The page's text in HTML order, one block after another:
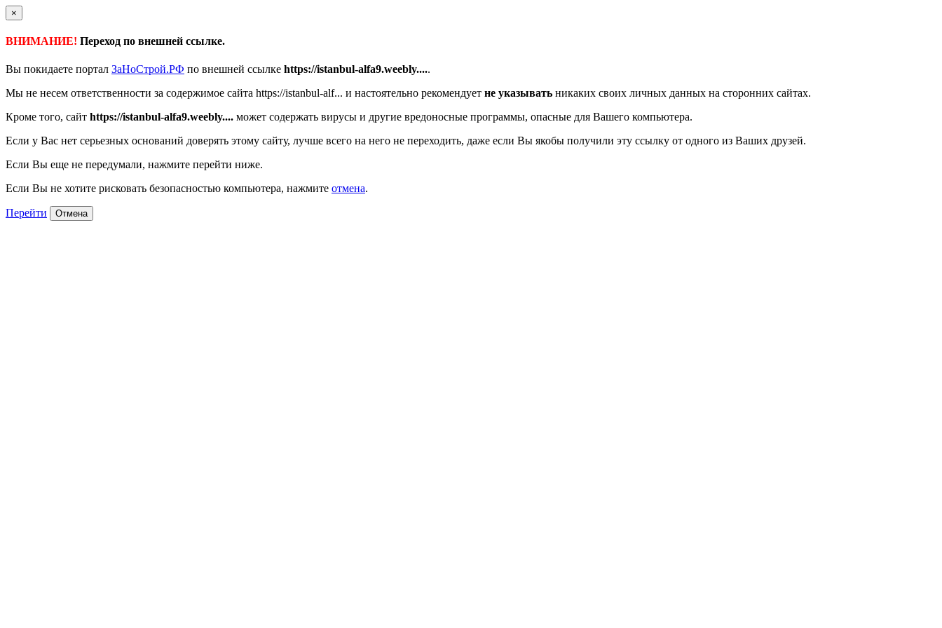
×
ВНИМАНИЕ! Переход по внешней ссылке.
Вы покидаете портал ЗаНоСтрой.РФ по внешней ссылке https://istanbul-alfa9.weebly.....
Мы не несем ответственности за содержимое сайта https://istanbul-alf... и настоятельно рекомендует не указывать никаких своих личных данных на сторонних сайтах.
Кроме того, сайт https://istanbul-alfa9.weebly.... может содержать вирусы и другие вредоносные программы, опасные для Вашего компьютера.
Если у Вас нет серьезных оснований доверять этому сайту, лучше всего на него не переходить, даже если Вы якобы получили эту ссылку от одного из Ваших друзей.
Если Вы еще не передумали, нажмите перейти ниже.
Если Вы не хотите рисковать безопасностью компьютера, нажмите отмена.
Перейти Отмена